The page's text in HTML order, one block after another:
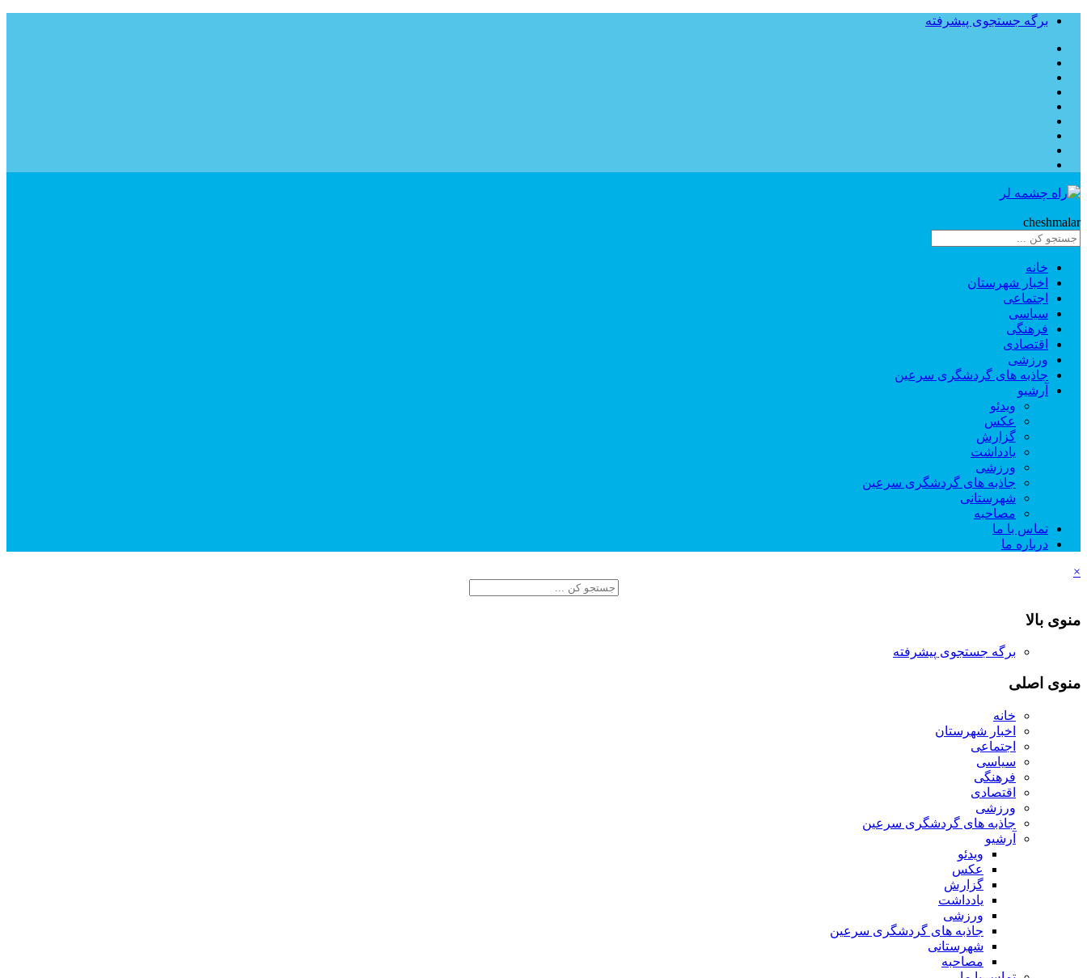
برگه جستجوی پیشرفته
cheshmalar
خانه
اخبار شهرستان
اجتماعی
سیاسی
فرهنگی
اقتصادی
ورزشی
جاذبه های گردشگری سرعین
آرشیو
ویدئو
عکس
گزارش
یادداشت
ورزشی
جاذبه های گردشگری سرعین
شهرستانی
مصاحبه
تماس با ما
درباره ما
×
منوی بالا
برگه جستجوی پیشرفته
منوی اصلی
خانه
اخبار شهرستان
اجتماعی
سیاسی
فرهنگی
اقتصادی
ورزشی
جاذبه های گردشگری سرعین
آرشیو
ویدئو
عکس
گزارش
یادداشت
ورزشی
جاذبه های گردشگری سرعین
شهرستانی
مصاحبه